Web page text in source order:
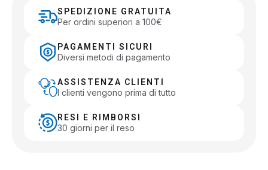
SPEDIZIONE GRATUITA
Per ordini superiori a 100€
PAGAMENTI SICURI
Diversi metodi di pagamento
ASSISTENZA CLIENTI
I clienti vengono prima di tutto
RESI E RIMBORSI
30 giorni per il reso